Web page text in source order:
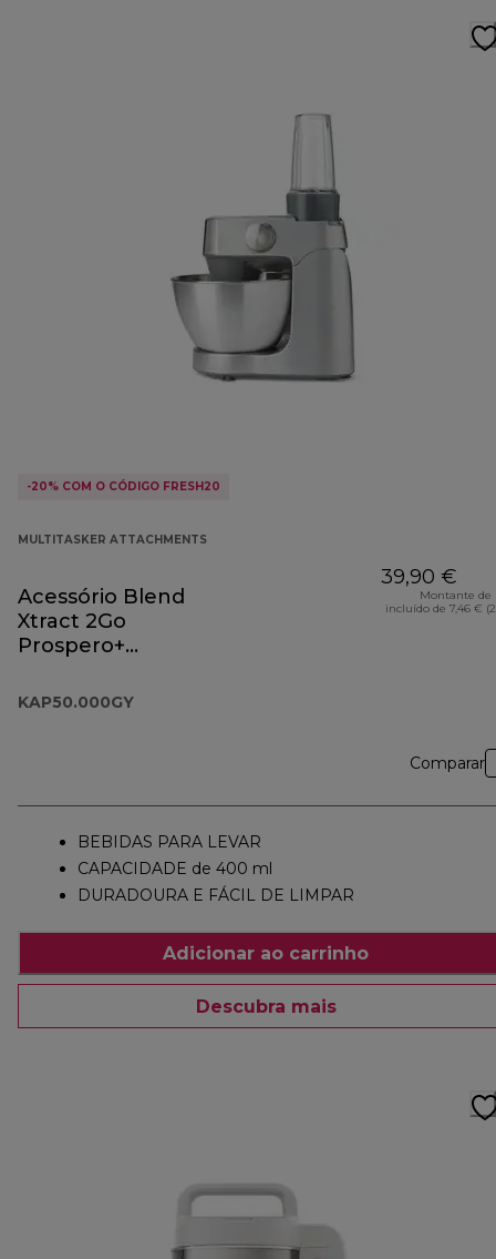
-20% COM O CÓDIGO FRESH20
MULTITASKER ATTACHMENTS
Acessório Blend
Xtract 2Go
Prospero+
KAP50.000GY
39,90 €
Montante de
incluído de 7,46 €
Comparar
BEBIDAS PARA LEVAR
CAPACIDADE de 400 ml
DURADOURA E FÁCIL DE LIMPAR
Adicionar ao carrinho
Descubra mais